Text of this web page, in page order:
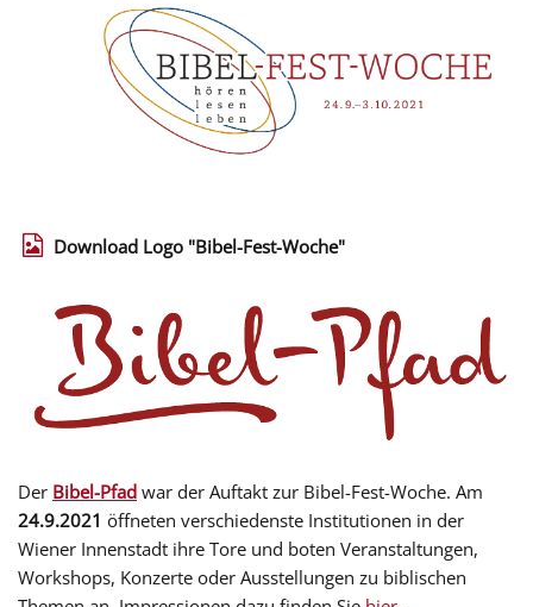
Download Logo "Bibel-Fest-Woche"
Der Bibel-Pfad war der Auftakt zur Bibel-Fest-Woche. Am
24.9.2021 öffneten verschiedenste Institutionen in der
Wiener Innenstadt ihre Tore und boten Veranstaltungen,
Workshops, Konzerte oder Ausstellungen zu biblischen